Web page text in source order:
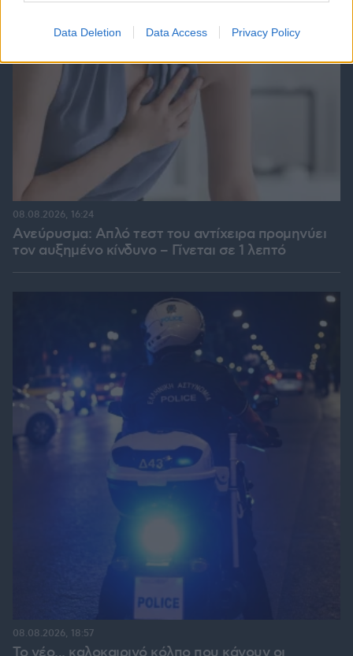
Data Deletion Data Access Privacy Policy
Ανεύρυσμα: Απλό τεστ του αντίχειρα προμηνύει
τον αυξημένο κίνδυνο – Γίνεται σε 1 λεπτό
08.08.2026, 16:24
08.08.2026, 18:57